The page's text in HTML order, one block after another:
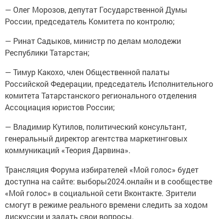
— Олег Морозов, депутат Государственной Думы
России, председатель Комитета по контролю;
— Ринат Садыков, министр по делам молодежи
Республики Татарстан;
— Тимур Какохо, член Общественной палаты
Российской Федерации, председатель Исполнительного
комитета Татарстанского регионального отделения
Ассоциация юристов России;
— Владимир Кутилов, политический консультант,
генеральный директор агентства маркетинговых
коммуникаций «Теория Дарвина».
Трансляция Форума избирателей «Мой голос» будет
доступна на сайте: выборы2024.онлайн и в сообществе
«Мой голос» в социальной сети Вконтакте. Зрители
смогут в режиме реального времени следить за ходом
дискуссии и задать свои вопросы.